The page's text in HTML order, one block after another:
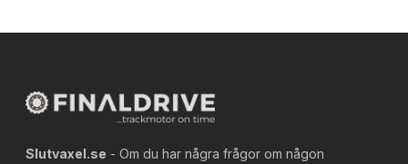
Slutvaxel.se - Om du har några frågor om någon